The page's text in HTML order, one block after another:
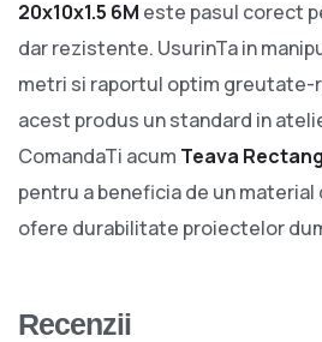
20x10x1.5 6M este pasul corect
dar rezistente. UsurinTa in
metri si raportul optim greutate-
acest produs un standard in
ComandaTi acum Teava
pentru a beneficia de un
ofere durabilitate proiectelor
Recenzii